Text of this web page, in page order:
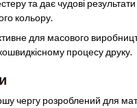
та дає чудові
кольору.
для масового
процесу друку.
чергу розроблений для